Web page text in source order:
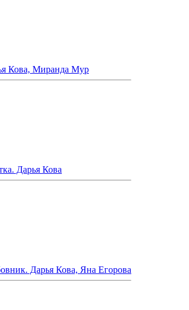
Кова, Миранда Мур
Дарья Кова
Дарья Кова, Яна Егорова